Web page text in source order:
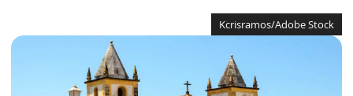
Kcrisramos/Adobe Stock